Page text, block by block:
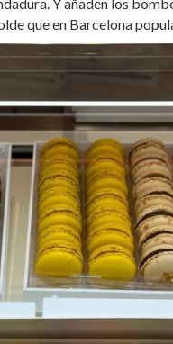
que en Barcelona